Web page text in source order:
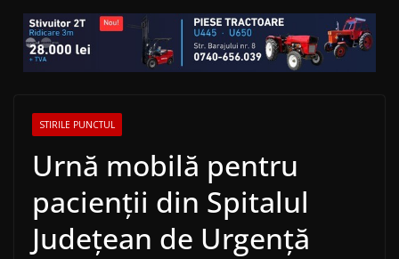
STIRILE PUNCTUL
Urnă mobilă pentru
pacienţii din Spitalul
Judeţean de Urgenţă